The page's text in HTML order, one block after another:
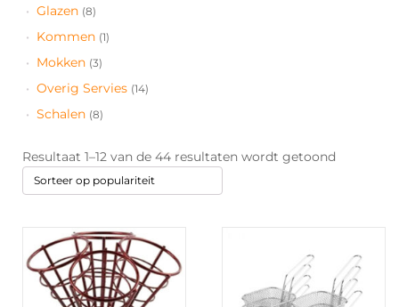
Glazen (8)
Kommen (1)
Mokken (3)
Overig Servies (14)
Schalen (8)
Resultaat 1–12 van de 44 resultaten wordt getoond